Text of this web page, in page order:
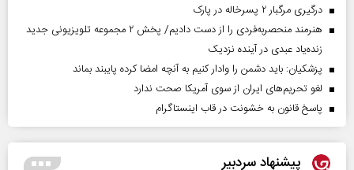
درگیری مرگبار ۲ پسرخاله در پارک
هنرمند منحصر‌به‌فردی را از دست دادیم/ پخش ۲ مجموعه تلویزیونی جدید
زنده‌یاد عبدی در آینده نزدیک
پزشکیان: باید دشمن را وادار کنیم به آنچه امضا کرده پایبند بماند
لغو تحریم‌های ایران از سوی آمریکا صحت ندارد
پاسخ قانون به خشونت در قاب اینستاگرام
پیشنهاد سردبیر